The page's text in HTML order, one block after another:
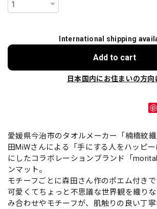
International shipping
Add to cart
日本国内にお住まいの方向
愛媛県今治市のタオルメーカー「楠橋紋
田MiWさんによる「手にする人をハッピ
にしたコラボレーションブランド「
ンマット。
モチーフごとに森田さん作のポエム付きで
可愛くてちょっと不思議な世界観を織り
み合わせやモチーフが、肌触りの良い丁